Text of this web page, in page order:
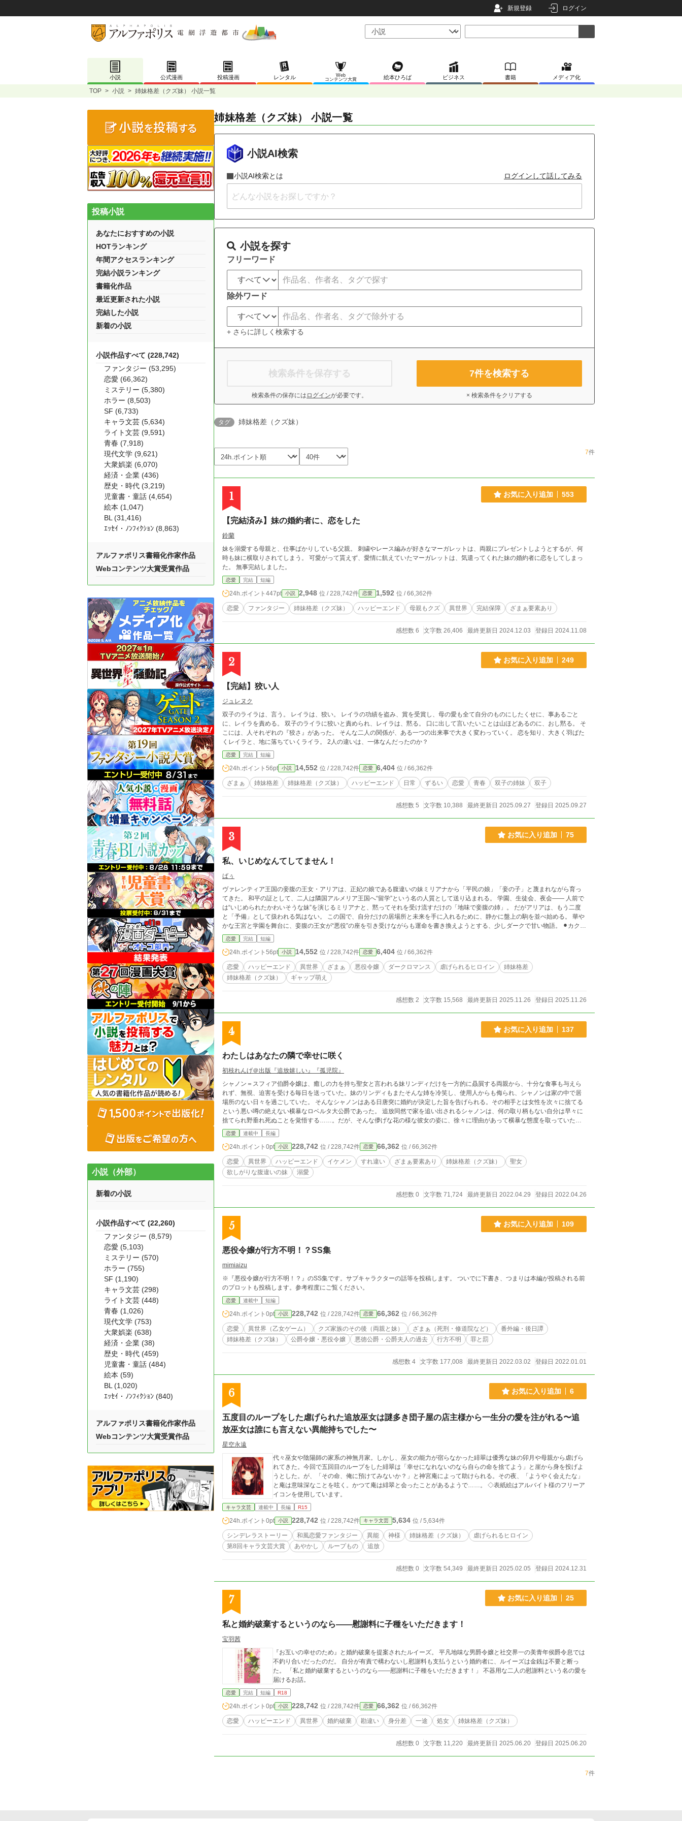
新規登録 ログイン
小説 公式漫画 投稿漫画 レンタル
Web
コンテンツ大賞
絵本ひろば ビジネス 書籍 メディア化
TOP > 小説 > 姉妹格差（クズ妹） 小説一覧
姉妹格差（クズ妹） 小説一覧
小説AI検索
小説AI検索とは ログインして話してみる
小説を探す
フリーワード
除外ワード
+ さらに詳しく検索する
検索条件を保存する
検索条件の保存には ログインが必要です。
7件を検索する
× 検索条件をクリアする
タグ 姉妹格差（クズ妹）
7件
1 お気に入り追加 553
【完結済み】妹の婚約者に、恋をした
鈴蘭
妹を溺愛する母親と、仕事ばかりしている父親。 刺繍やレース編みが好きなマーガレットは、両親にプレゼントしようとするが、何
時も妹に横取りされてしまう。 可愛がって貰えず、愛情に飢えていたマーガレットは、気遣ってくれた妹の婚約者に恋をしてしまっ
た。 無事完結しました。
恋愛 完結 短編
24h.ポイント 447pt 小説 2,948 位 / 228,742件 恋愛 1,592 位 / 66,362件
恋愛 ファンタジー 姉妹格差（クズ妹） ハッピーエンド 母親もクズ 異世界 完結保障 ざまぁ要素あり
感想数 6 文字数 26,406 最終更新日 2024.12.03 登録日 2024.11.08
2 お気に入り追加 249
【完結】狡い人
ジュレヌク
双子のライラは、言う。 レイラは、狡い。 レイラの功績を盗み、賞を受賞し、母の愛も全て自分のものにしたくせに、事あるごと
に、レイラを責める。 双子のライラに狡いと責められ、レイラは、黙る。 口に出して言いたいことは山ほどあるのに、おし黙る。 そ
こには、人それぞれの『狡さ』があった。 そんな二人の関係が、ある一つの出来事で大きく変わっていく。 恋を知り、大きく羽ばた
くレイラと、地に落ちていくライラ。 2人の違いは、一体なんだったのか？
恋愛 完結 短編
24h.ポイント 56pt 小説 14,552 位 / 228,742件 恋愛 6,404 位 / 66,362件
ざまぁ 姉妹格差 姉妹格差（クズ妹） ハッピーエンド 日常 ずるい 恋愛 青春 双子の姉妹 双子
感想数 5 文字数 10,388 最終更新日 2025.09.27 登録日 2025.09.27
3 お気に入り追加 75
私、いじめなんてしてません！
ばぅ
ヴァレンティア王国の妾腹の王女・アリアは、正妃の娘である腹違いの妹ミリアナから「平民の娘」「妾の子」と蔑まれながら育っ
てきた。 和平の証として、二人は隣国アルメリア王国へ“留学”という名の人質として送り込まれる。 学園、生徒会、夜会―― 人前で
は“いじめられたかわいそうな妹”を演じるミリアナと、黙ってそれを受け流すだけの「地味で妾腹の姉」。 だがアリアは、もう二度
と「予備」として扱われる気はない。 この国で、自分だけの居場所と未来を手に入れるために、静かに盤上の駒を並べ始める。 華や
かな王宮と学園を舞台に、妾腹の王女が“悪役”の座を引き受けながらも運命を書き換えようとする、少しダークで甘い物語。 ⚫︎カクヨ
ム、なろうにも投稿中
恋愛 完結 短編
24h.ポイント 56pt 小説 14,552 位 / 228,742件 恋愛 6,404 位 / 66,362件
恋愛 ハッピーエンド 異世界 ざまぁ 悪役令嬢 ダークロマンス 虐げられるヒロイン
姉妹格差
姉妹格差（クズ妹）
ギャップ萌え
感想数 2 文字数 15,568 最終更新日 2025.11.26 登録日 2025.11.26
4 お気に入り追加 137
わたしはあなたの隣で幸せに咲く
初枝れんげ＠出版『追放嬉しい』『孤児院』
シャノン＝スフィア伯爵令嬢は、癒しの力を持ち聖女と言われる妹リンディだけを一方的に贔屓する両親から、十分な食事も与えら
れず、無視、迫害を受ける毎日を送っていた。妹のリンディもまたそんな姉を冷笑し、使用人からも侮られ、シャノンは家の中で居
場所のない日々を過ごしていた。 そんなシャノンはある日唐突に婚約が決定した旨を告げられる。その相手とは女性を次々に捨てる
という悪い噂の絶えない横暴なロベルタ大公爵であった。 追放同然で家を追い出されるシャノンは、何の取り柄もない自分は早々に
捨てられ野垂れ死ぬことを覚悟する……。だが、そんな儚げな花の様な彼女の姿に、徐々に理由があって横暴な態度を取っていた大
恋愛 連載中 長編
24h.ポイント 0pt 小説 228,742 位 / 228,742件 恋愛 66,362 位 / 66,362件
恋愛 異世界 ハッピーエンド イケメン すれ違い ざまぁ要素あり 姉妹格差（クズ妹）
聖女
欲しがりな腹違いの妹
溺愛
感想数 0 文字数 71,724 最終更新日 2022.04.29 登録日 2022.04.26
5 お気に入り追加 109
悪役令嬢が行方不明！？SS集
mimiaizu
※『悪役令嬢が行方不明！？』のSS集です。サブキャラクターの話等を投稿します。 ついでに下書き、つまりは本編が投稿される前
のプロットも投稿します。参考程度にご覧ください。
恋愛 連載中 短編
24h.ポイント 0pt 小説 228,742 位 / 228,742件 恋愛 66,362 位 / 66,362件
恋愛 異世界（乙女ゲーム） クズ家族のその後（両親と妹） ざまぁ（死刑・修道院など）
番外編・後日譚
姉妹格差（クズ妹）
公爵令嬢・悪役令嬢 悪徳公爵・公爵夫人の過去 行方不明 罪と罰
感想数 4 文字数 177,008 最終更新日 2022.03.02 登録日 2022.01.01
6 お気に入り追加 6
五度目のループをした虐げられた追放巫女は謎多き団子屋の店主様から一生分の愛を注がれる〜追
放巫女は誰にも言えない異能持ちでした〜
星空永遠
代々巫女や陰陽師の家系の神無月家。しかし、巫女の能力が宿らなかった緋翠は優秀な妹の卯月や母親から虐げら
れてきた。今回で五回目のループをした緋翠は「幸せになれないのなら自らの命を捨てよう」と崖から身を投げよ
うとした。が、「その命、俺に預けてみないか？」と神宮庵によって助けられる。その夜、「ようやく会えたな」
と庵は意味深なことを呟く。かつて庵は緋翠と会ったことがあるようで……。 ◇表紙絵はアルバイト様のフリーア
イコンを使用しています。
キャラ文芸 連載中 長編 R15
24h.ポイント 0pt 小説 228,742 位 / 228,742件 キャラ文芸 5,634 位 / 5,634件
シンデレラストーリー 和風恋愛ファンタジー 異能 神様 姉妹格差（クズ妹）
虐げられるヒロイン
第8回キャラ文芸大賞
あやかし ループもの 追放
感想数 0 文字数 54,349 最終更新日 2025.02.05 登録日 2024.12.31
7 お気に入り追加 25
私と婚約破棄するというのなら――慰謝料に子種をいただきます！
宝羽茜
『お互いの幸せのため』と婚約破棄を提案されたルイーズ。 平凡地味な男爵令嬢と社交界一の美青年侯爵令息では
不釣り合いだったのだ。 自分が有責で構わないし慰謝料も支払うという婚約者に、ルイーズは金銭は不要と断っ
た。 「私と婚約破棄するというのなら――慰謝料に子種をいただきます！」 不器用な二人の慰謝料という名の愛を
届けるお話。
恋愛 完結 短編 R18
24h.ポイント 0pt 小説 228,742 位 / 228,742件 恋愛 66,362 位 / 66,362件
恋愛 ハッピーエンド 異世界 婚約破棄 勘違い 身分差 一途 処女 姉妹格差（クズ妹）
感想数 0 文字数 11,220 最終更新日 2025.06.20 登録日 2025.06.20
7件
投稿小説
あなたにおすすめの小説
HOTランキング
年間アクセスランキング
完結小説ランキング
書籍化作品
最近更新された小説
完結した小説
新着の小説
小説作品すべて (228,742)
ファンタジー (53,295)
恋愛 (66,362)
ミステリー (5,380)
ホラー (8,503)
SF (6,733)
キャラ文芸 (5,634)
ライト文芸 (9,591)
青春 (7,918)
現代文学 (9,621)
大衆娯楽 (6,070)
経済・企業 (436)
歴史・時代 (3,219)
児童書・童話 (4,654)
絵本 (1,047)
BL (31,416)
ｴｯｾｲ・ﾉﾝﾌｨｸｼｮﾝ (8,863)
アルファポリス書籍化作家作品
Webコンテンツ大賞受賞作品
小説（外部）
新着の小説
小説作品すべて (22,260)
ファンタジー (8,579)
恋愛 (5,103)
ミステリー (570)
ホラー (755)
SF (1,190)
キャラ文芸 (298)
ライト文芸 (448)
青春 (1,026)
現代文学 (753)
大衆娯楽 (638)
経済・企業 (38)
歴史・時代 (459)
児童書・童話 (484)
絵本 (59)
BL (1,020)
ｴｯｾｲ・ﾉﾝﾌｨｸｼｮﾝ (840)
アルファポリス書籍化作家作品
Webコンテンツ大賞受賞作品